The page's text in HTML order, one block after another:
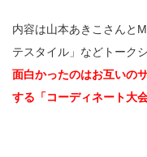
内容は山本あきこさんと
テスタイル」などトーク
面白かったのはお互いの
する「コーディネート大会